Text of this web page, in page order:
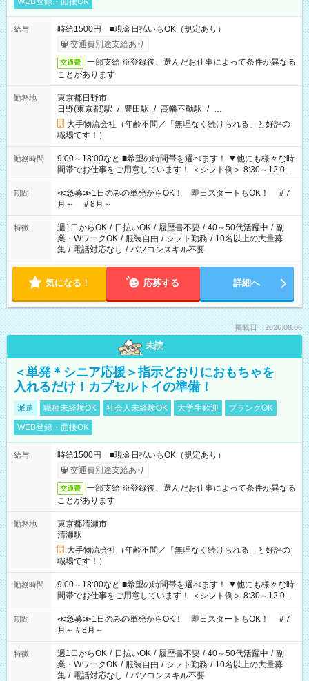
給与
時給1500円 ■現金日払いもOK（規定あり）
交通費別途支給あり
交通費
一部支給 ※登録後、選んだお仕事によって条件が異なる
ことがあります
勤務地
東京都日野市
日野(東京都)駅 / 豊田駅 / 高幡不動駅 / …
大手物流会社（年齢不問／「無理なく続けられる」と好評の
職場です！）
勤務時間
9:00～18:00など ■希望の時間帯を選べます！ ▼他にも様々な時
間帯でお仕事をご用意しています！ ＜シフト例＞ 8:30～12:00
17:00～22:00 13:00～22:00 22:00～翌6:00 など
期間
≪急募≫1日のみの単発からOK！ 即日スタートもOK！ ＃7
月～ ＃8月～
特徴 週1日からOK / 日払いOK / 履歴書不要 / 40～50代活躍中 / 副
業・WワークOK / 服装自由 / シフト勤務 / 10名以上の大量募
集 / 電話対応なし / パソコンスキル不要
気になる！ 応募する 詳細へ
掲載日：2026.08.06
未読
＜単発＊シニア応援＞指示どおりにおもちゃを
入れるだけ！カプセルトイの準備！
派遣 職種未経験OK 社会人未経験OK 大学生歓迎
ブランクOK
WEB登録・面接OK
給与
時給1500円 ■現金日払いもOK（規定あり）
交通費別途支給あり
交通費
一部支給 ※登録後、選んだお仕事によって条件が異なる
ことがあります
勤務地
東京都清瀬市
清瀬駅
大手物流会社（年齢不問／「無理なく続けられる」と好評の
職場です！）
勤務時間
9:00～18:00など ■希望の時間帯を選べます！ ▼他にも様々な時
間帯でお仕事をご用意しています！ ＜シフト例＞ 8:30～12:00
17:00～22:00 13:00～22:00 22:00～翌6:00 など
期間
≪急募≫1日のみの単発からOK！ 即日スタートもOK！ ＃7
月～＃8月～
特徴 週1日からOK / 日払いOK / 履歴書不要 / 40～50代活躍中 / 副
業・WワークOK / 服装自由 / シフト勤務 / 10名以上の大量募
集 / 電話対応なし / パソコンスキル不要